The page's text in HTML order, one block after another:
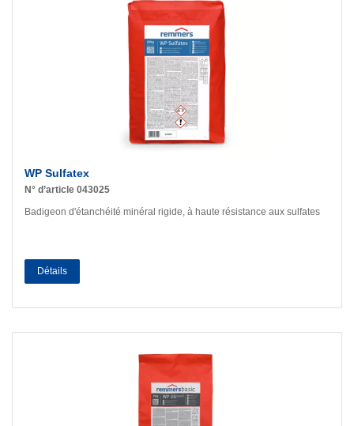
WP Sulfatex
N° d’article 043025
Badigeon d'étanchéité minéral rigide, à haute résistance aux sulfates
Détails